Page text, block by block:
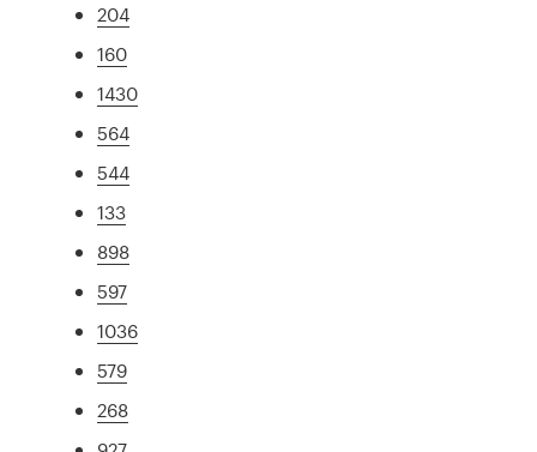
204
160
1430
564
544
133
898
597
1036
579
268